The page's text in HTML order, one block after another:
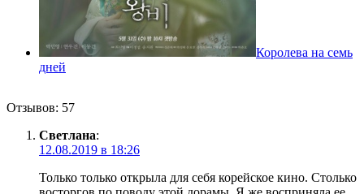
Королева на семь
дней
Отзывов: 57
Светлана:
12.08.2019 в 18:26
Только только открыла для себя корейское кино. Столько